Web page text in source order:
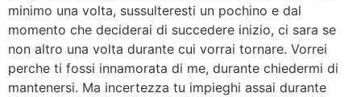
minimo una volta, sussulteresti un pochino e dal
momento che deciderai di succedere inizio, ci sara se
non altro una volta durante cui vorrai tornare. Vorrei
perche ti fossi innamorata di me, durante chiedermi di
mantenersi. Ma incertezza tu impieghi assai durante